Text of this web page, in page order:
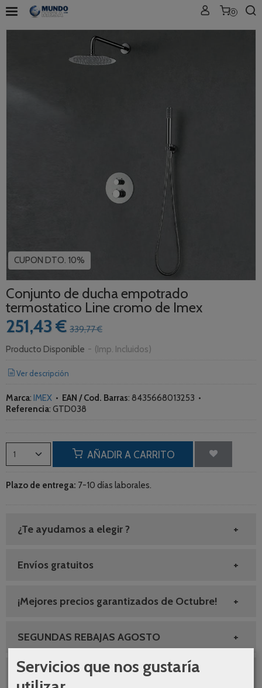
0
CUPON DTO. 10%
Conjunto de ducha empotrado
termostatico Line cromo de Imex
251,43 € 339,77 €
Producto Disponible - (Imp. Incluidos)
Ver descripción
Marca: IMEX • EAN / Cod. Barras: 8435668013253 •
Referencia: GTD038
AÑADIR A CARRITO
Plazo de entrega: 7-10 días laborales.
¿Te ayudamos a elegir ?
Envíos gratuitos
¡Mejores precios garantizados de Octubre!
SEGUNDAS REBAJAS AGOSTO
10% DESCUENTO GRIFERIA
Servicios que nos gustaría